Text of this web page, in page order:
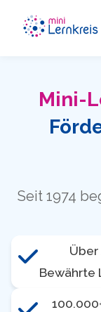
Mini-
Seit 1974
Über
Bewährte